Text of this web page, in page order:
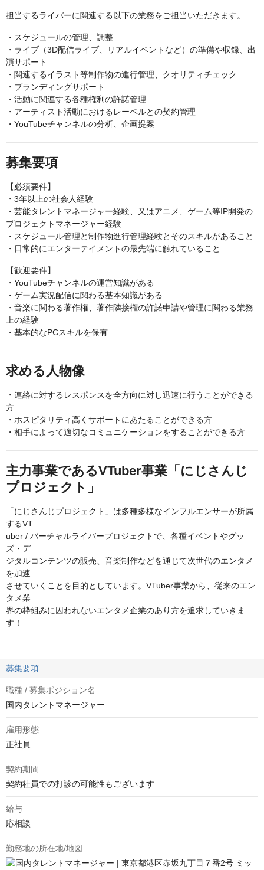
担当するライバーに関連する以下の業務をご担当いただきます。
・スケジュールの管理、調整
・ライブ（3D配信ライブ、リアルイベントなど）の準備や収録、出
演サポート
・関連するイラスト等制作物の進行管理、クオリティチェック
・ブランディングサポート
・活動に関連する各種権利の許諾管理
・アーティスト活動におけるレーベルとの契約管理
・YouTubeチャンネルの分析、企画提案
募集要項
【必須要件】
・3年以上の社会人経験
・芸能タレントマネージャー経験、又はアニメ、ゲーム等IP開発の
プロジェクトマネージャー経験
・スケジュール管理と制作物進行管理経験とそのスキルがあること
・日常的にエンターテイメントの最先端に触れていること
【歓迎要件】
・YouTubeチャンネルの運営知識がある
・ゲーム実況配信に関わる基本知識がある
・音楽に関わる著作権、著作隣接権の許諾申請や管理に関わる業務
上の経験
・基本的なPCスキルを保有
求める人物像
・連絡に対するレスポンスを全方向に対し迅速に行うことができる
方
・ホスピタリティ高くサポートにあたることができる方
・相手によって適切なコミュニケーションをすることができる方
主力事業であるVTuber事業「にじさんじ
プロジェクト」
「にじさんじプロジェクト」は多種多様なインフルエンサーが所属
するVT
uber / バーチャルライバープロジェクトで、各種イベントやグッ
ズ・デ
ジタルコンテンツの販売、音楽制作などを通じて次世代のエンタメ
を加速
させていくことを目的としています。VTuber事業から、従来のエン
タメ業
界の枠組みに囚われないエンタメ企業のあり方を追求していきま
す！
募集要項
職種 / 募集ポジション名
国内タレントマネージャー
雇用形態
正社員
契約期間
契約社員での打診の可能性もございます
給与
応相談
勤務地の所在地/地図